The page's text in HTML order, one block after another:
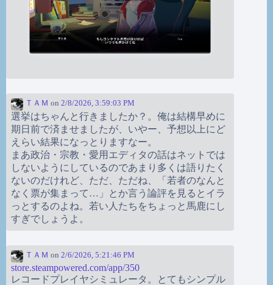
ＴＡＭ on 2/8/2026, 3:59:03 PM
選挙はちゃんと行きましたか？。俺は結構早めに
期日前で済ませましたが、いやー、予想以上にど
えらい結果になっとりますなー。
まあ政治・宗教・愛用エディタの話はネットでは
しないようにしているのであまり多くは語りたく
ないのだけれど、ただ、ただね、「若者のなんと
なく票が集まって…」とか言う論評を見るとイラ
っとするのよね。若い人たちをちょっと馬鹿にし
すぎでしょうよ。
ＴＡＭ on 2/6/2026, 5:21:46 PM
store.steampowered.com/app/350
レコードプレイヤシミュレータ。とてもシンプル